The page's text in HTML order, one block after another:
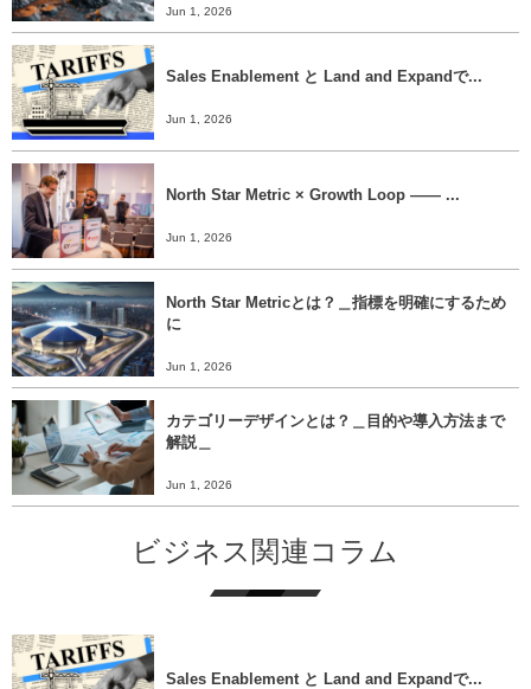
Jun 1, 2026
Sales Enablement と Land and Expandで...
Jun 1, 2026
North Star Metric × Growth Loop ―― ...
Jun 1, 2026
North Star Metricとは？＿指標を明確にするため
に
Jun 1, 2026
カテゴリーデザインとは？＿目的や導入方法まで
解説＿
Jun 1, 2026
ビジネス関連コラム
Sales Enablement と Land and Expandで...